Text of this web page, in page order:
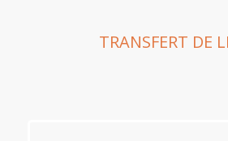
TRANSFERT DE